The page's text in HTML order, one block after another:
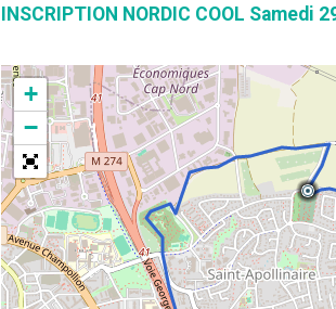
INSCRIPTION NORDIC COOL Samedi
+
−